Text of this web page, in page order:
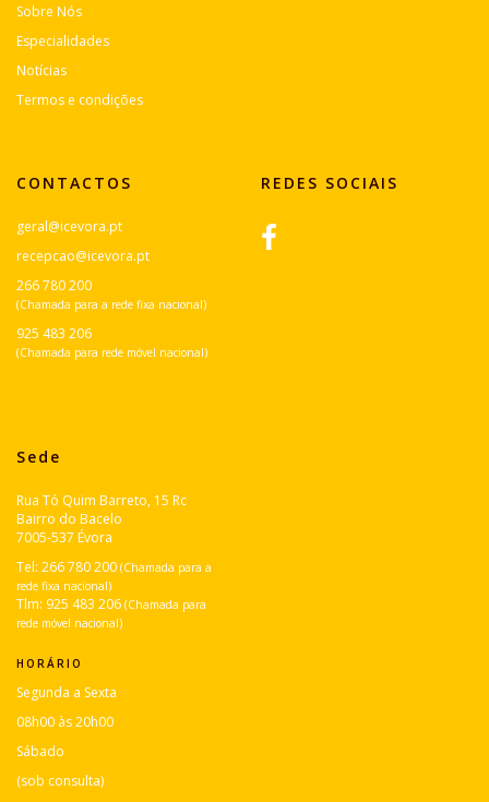
Sobre Nós
Especialidades
Notícias
Termos e condições
CONTACTOS
geral@icevora.pt
recepcao@icevora.pt
266 780 200
(Chamada para a rede fixa nacional)
925 483 206
(Chamada para rede móvel nacional)
REDES SOCIAIS
Sede
Rua Tó Quim Barreto, 15 Rc
Bairro do Bacelo
7005-537 Évora
Tel: 266 780 200 (Chamada para a
rede fixa nacional)
Tlm: 925 483 206 (Chamada para
rede móvel nacional)
HORÁRIO
Segunda a Sexta
08h00 às 20h00
Sábado
(sob consulta)